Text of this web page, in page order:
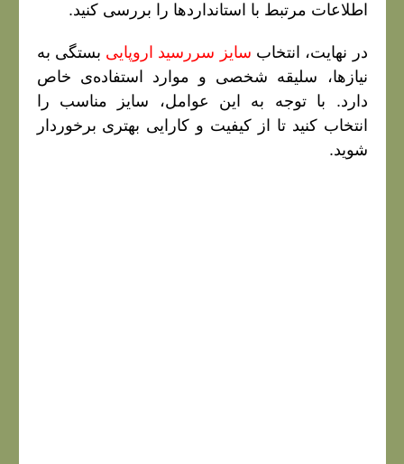
اطلاعات مرتبط با استانداردها را بررسی کنید.
در نهایت، انتخاب سایز سررسید اروپایی بستگی به
نیازها، سلیقه شخصی و موارد استفاده‌ی خاص
دارد. با توجه به این عوامل، سایز مناسب را
انتخاب کنید تا از کیفیت و کارایی بهتری برخوردار
شوید.